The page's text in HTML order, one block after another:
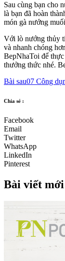
Sau cùng bạn cho
là bạn đã hoàn
món gà nướng
Với lò nướng thủy
và nhanh chóng
BepNhaToi để
thưởng thức nhé.
Bài sau07 Công
Chia sẻ :
Facebook
Email
Twitter
WhatsApp
LinkedIn
Pinterest
Bài viết